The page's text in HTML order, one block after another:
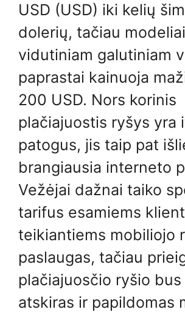
USD (USD) iki kelių
dolerių, tačiau
vidutiniam galutiniam
paprastai kainuoja
200 USD. Nors korinis
plačiajuostis ryšys yra
patogus, jis taip pat
brangiausia interneto
Vežėjai dažnai taiko
tarifus esamiems
teikiantiems mobiliojo
paslaugas, tačiau
plačiajuosčio ryšio
atskiras ir papildomas